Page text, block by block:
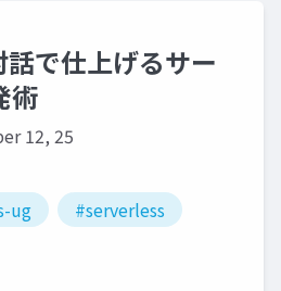
で仕上げるサー
術
12, 25
ug
#serverless